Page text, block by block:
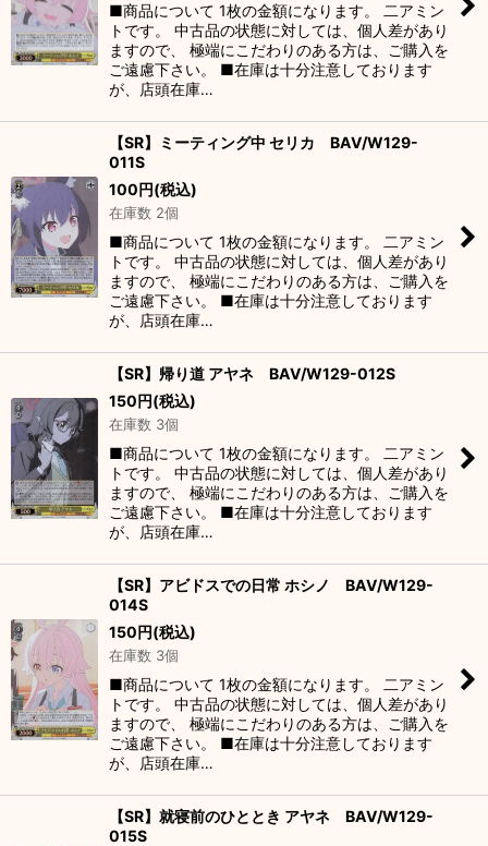
■商品について 1枚の金額になります。 二アミン
トです。 中古品の状態に対しては、個人差があり
ますので、 極端にこだわりのある方は、ご購入を
ご遠慮下さい。 ■在庫は十分注意しております
が、店頭在庫…
【SR】ミーティング中 セリカ BAV/W129-
011S
100円(税込)
在庫数 2個
■商品について 1枚の金額になります。 二アミン
トです。 中古品の状態に対しては、個人差があり
ますので、 極端にこだわりのある方は、ご購入を
ご遠慮下さい。 ■在庫は十分注意しております
が、店頭在庫…
【SR】帰り道 アヤネ BAV/W129-012S
150円(税込)
在庫数 3個
■商品について 1枚の金額になります。 二アミン
トです。 中古品の状態に対しては、個人差があり
ますので、 極端にこだわりのある方は、ご購入を
ご遠慮下さい。 ■在庫は十分注意しております
が、店頭在庫…
【SR】アビドスでの日常 ホシノ BAV/W129-
014S
150円(税込)
在庫数 3個
■商品について 1枚の金額になります。 二アミン
トです。 中古品の状態に対しては、個人差があり
ますので、 極端にこだわりのある方は、ご購入を
ご遠慮下さい。 ■在庫は十分注意しております
が、店頭在庫…
【SR】就寝前のひととき アヤネ BAV/W129-
015S